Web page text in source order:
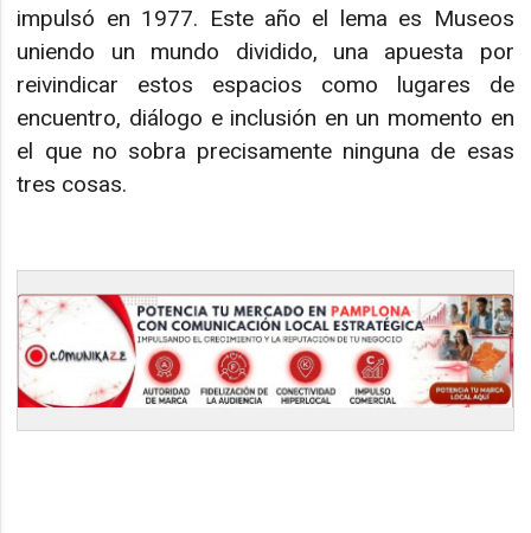
impulsó en 1977. Este año el lema es Museos
uniendo un mundo dividido, una apuesta por
reivindicar estos espacios como lugares de
encuentro, diálogo e inclusión en un momento en
el que no sobra precisamente ninguna de esas
tres cosas.